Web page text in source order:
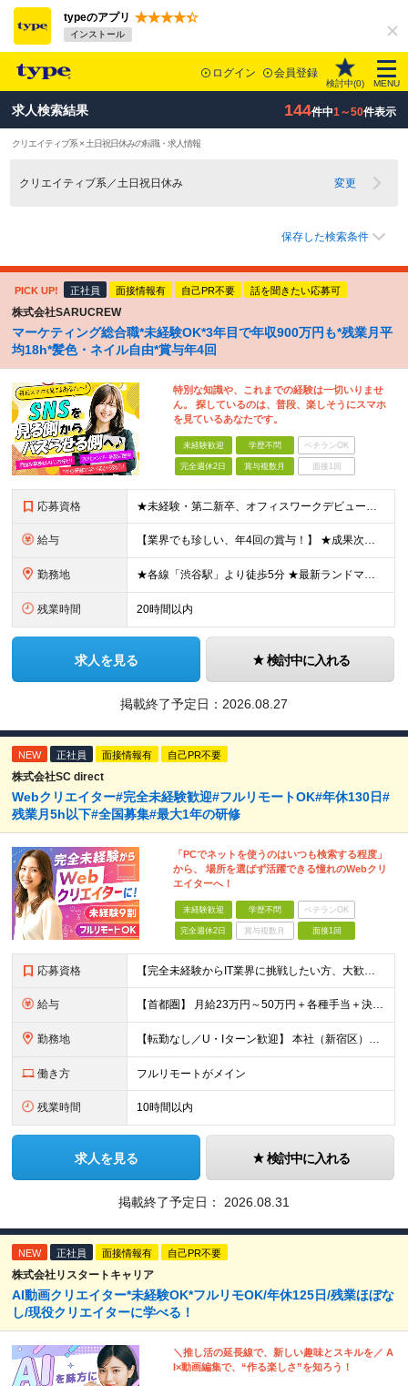
typeのアプリ
インストール
ログイン 会員登録
検討中(0) MENU
求人検索結果 144件中1～50件表示
クリエイティブ系 × 土日祝日休みの転職・求人情報
クリエイティブ系／土日祝日休み 変更
保存した検索条件
PICK UP! 正社員 面接情報有 自己PR不要 話を聞きたい応募可
株式会社SARUCREW
マーケティング総合職*未経験OK*3年目で年収900万円も*残業月平
均18h*髪色・ネイル自由*賞与年4回
特別な知識や、これまでの経験は一切いりませ
ん。 探しているのは、普段、楽しそうにスマホ
を見ているあなたです。
未経験歓迎 学歴不問 ベテランOK
完全週休2日 賞与複数月 面接1回
応募資格 ★未経験・第二新卒、オフィスワークデビュー大歓迎 ★平均年齢は28.6歳！ ★20代の若手メンバーが中心になって活躍している職場です！ ●学歴不問 ※35歳以下の方（若年層の長期キャリア形成） ★こ
給与 【業界でも珍しい、年4回の賞与！】 ★成果次第でスピード昇給可 →20代で年収700万〜900万超も！ ■未経験：月給26〜30万円＋賞与年4回（業績による）＋各種手当 ※経験・スキルを考慮して決定
勤務地 ★各線「渋谷駅」より徒歩5分 ★最新ランドマークオフィスです！ ★転勤はありません 【本社】 東京都渋谷区道玄坂2-25-12 道玄坂通 dogenzaka-dori 5階 ※(変更の範囲)上記を除
残業時間 20時間以内
求人を見る 検討中に入れる
掲載終了予定日： 2026.08.27
NEW 正社員 面接情報有 自己PR不要
株式会社SC direct
Webクリエイター#完全未経験歓迎#フルリモートOK#年休130日#
残業月5h以下#全国募集#最大1年の研修
「PCでネットを使うのはいつも検索する程度」
から、 場所を選ばず活躍できる憧れのWebクリ
エイターへ！
未経験歓迎 学歴不問 ベテランOK
完全週休2日 賞与複数月 面接1回
応募資格 【完全未経験からIT業界に挑戦したい方、大歓迎！】 ●応募年齢制限：34歳まで（若年層の長期キャリア形成を図るため） ★学歴不問・転職回数不問 ★第二新卒・社会人デビューOK 【こんな方を求めていま
給与 【首都圏】 月給23万円～50万円＋各種手当＋決算賞与 【大阪】 月給22万円～50万円＋各種手当＋決算賞与 【愛知】 月給21.5万円～50万円＋各種手当＋決算賞与 【福岡・宮城】 月給20万
勤務地 【転勤なし／U・Iターン歓迎】 本社（新宿区）、大阪支店、名古屋支店または東京都・神奈川県・千葉県・埼玉県・愛知県・大阪府・福岡県をはじめ、全国のプロジェクト先 ※ご希望を最大限考慮して配属先を決定
働き方 フルリモートがメイン
残業時間 10時間以内
求人を見る 検討中に入れる
掲載終了予定日： 2026.08.31
NEW 正社員 面接情報有 自己PR不要
株式会社リスタートキャリア
AI動画クリエイター*未経験OK*フルリモOK/年休125日/残業ほぼな
し/現役クリエイターに学べる！
＼推し活の延長線で、新しい趣味とスキルを／ A
I×動画編集で、“作る楽しさ”を知ろう！